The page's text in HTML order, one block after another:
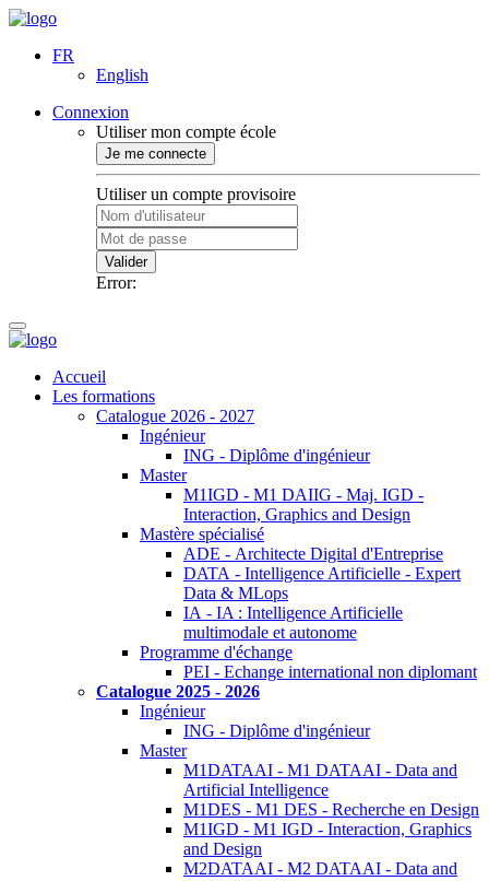
FR
English
Connexion
Utiliser mon compte école
Je me connecte
Utiliser un compte provisoire
Valider
Error:
Accueil
Les formations
Catalogue 2026 - 2027
Ingénieur
ING - Diplôme d'ingénieur
Master
M1IGD - M1 DAIIG - Maj. IGD -
Interaction, Graphics and Design
Mastère spécialisé
ADE - Architecte Digital d'Entreprise
DATA - Intelligence Artificielle - Expert
Data & MLops
IA - IA : Intelligence Artificielle
multimodale et autonome
Programme d'échange
PEI - Echange international non diplomant
Catalogue 2025 - 2026
Ingénieur
ING - Diplôme d'ingénieur
Master
M1DATAAI - M1 DATAAI - Data and
Artificial Intelligence
M1DES - M1 DES - Recherche en Design
M1IGD - M1 IGD - Interaction, Graphics
and Design
M2DATAAI - M2 DATAAI - Data and